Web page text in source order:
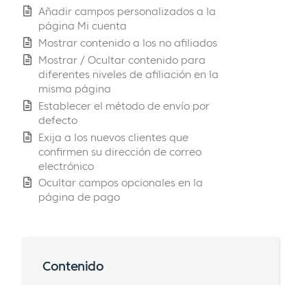
Añadir campos personalizados a la
página Mi cuenta
Mostrar contenido a los no afiliados
Mostrar / Ocultar contenido para
diferentes niveles de afiliación en la
misma página
Establecer el método de envío por
defecto
Exija a los nuevos clientes que
confirmen su dirección de correo
electrónico
Ocultar campos opcionales en la
página de pago
Contenido